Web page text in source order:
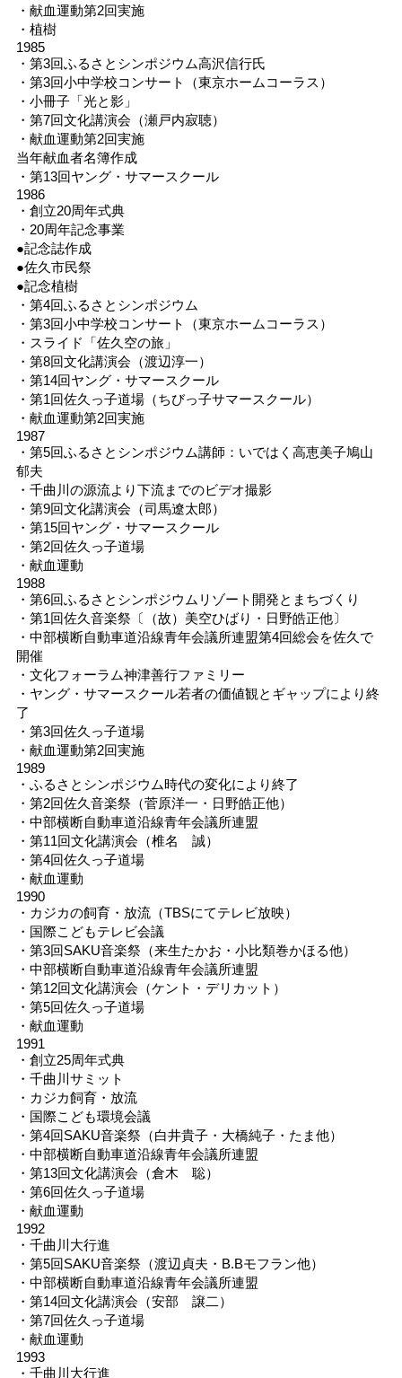
・献血運動第2回実施
・植樹
1985
・第3回ふるさとシンポジウム高沢信行氏
・第3回小中学校コンサート（東京ホームコーラス）
・小冊子「光と影」
・第7回文化講演会（瀬戸内寂聴）
・献血運動第2回実施
当年献血者名簿作成
・第13回ヤング・サマースクール
1986
・創立20周年式典
・20周年記念事業
●記念誌作成
●佐久市民祭
●記念植樹
・第4回ふるさとシンポジウム
・第3回小中学校コンサート（東京ホームコーラス）
・スライド「佐久空の旅」
・第8回文化講演会（渡辺淳一）
・第14回ヤング・サマースクール
・第1回佐久っ子道場（ちびっ子サマースクール）
・献血運動第2回実施
1987
・第5回ふるさとシンポジウム講師：いではく高恵美子鳩山
郁夫
・千曲川の源流より下流までのビデオ撮影
・第9回文化講演会（司馬遼太郎）
・第15回ヤング・サマースクール
・第2回佐久っ子道場
・献血運動
1988
・第6回ふるさとシンポジウムリゾート開発とまちづくり
・第1回佐久音楽祭〔（故）美空ひばり・日野皓正他〕
・中部横断自動車道沿線青年会議所連盟第4回総会を佐久で
開催
・文化フォーラム神津善行ファミリー
・ヤング・サマースクール若者の価値観とギャップにより終
了
・第3回佐久っ子道場
・献血運動第2回実施
1989
・ふるさとシンポジウム時代の変化により終了
・第2回佐久音楽祭（菅原洋一・日野皓正他）
・中部横断自動車道沿線青年会議所連盟
・第11回文化講演会（椎名 誠）
・第4回佐久っ子道場
・献血運動
1990
・カジカの飼育・放流（TBSにてテレビ放映）
・国際こどもテレビ会議
・第3回SAKU音楽祭（来生たかお・小比類巻かほる他）
・中部横断自動車道沿線青年会議所連盟
・第12回文化講演会（ケント・デリカット）
・第5回佐久っ子道場
・献血運動
1991
・創立25周年式典
・千曲川サミット
・カジカ飼育・放流
・国際こども環境会議
・第4回SAKU音楽祭（白井貴子・大橋純子・たま他）
・中部横断自動車道沿線青年会議所連盟
・第13回文化講演会（倉木 聡）
・第6回佐久っ子道場
・献血運動
1992
・千曲川大行進
・第5回SAKU音楽祭（渡辺貞夫・B.Bモフラン他）
・中部横断自動車道沿線青年会議所連盟
・第14回文化講演会（安部 譲二）
・第7回佐久っ子道場
・献血運動
1993
・千曲川大行進